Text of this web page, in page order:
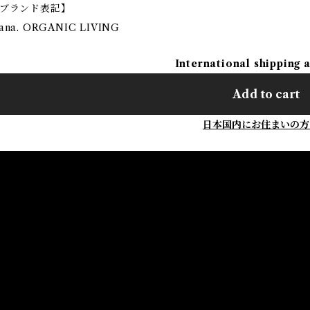
ランド表記】
ORGANIC LIVING
International shipping
Add to cart
日本国内にお住まいの